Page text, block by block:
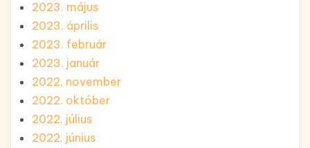
2023. május
2023. április
2023. február
2023. január
2022. november
2022. október
2022. július
2022. június